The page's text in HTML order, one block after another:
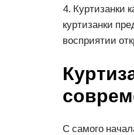
4. Куртизанки
куртизанки
восприятии
С самого